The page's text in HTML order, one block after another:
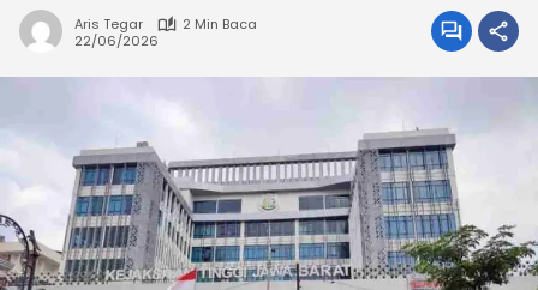
Aris Tegar
2 Min Baca
22/06/2026